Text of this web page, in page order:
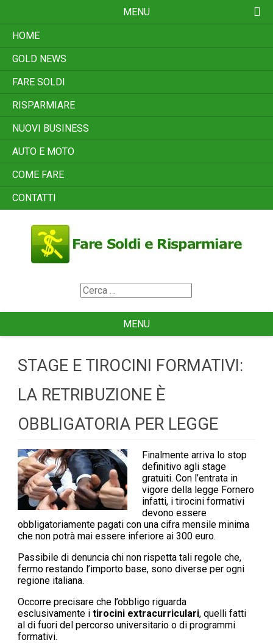
content
MENU
HOME
GOLD NEWS
FARE SOLDI
RISPARMIARE
NUOVI BUSINESS
AUTO E MOTO
COME FARE
CONTATTI
Search
for
MENU
STAGE E TIROCINI FORMATIVI:
LA RETRIBUZIONE È
OBBLIGATORIA PER LEGGE
Finalmente arriva lo stop
definitivo agli stage
gratuiti. Con l’entrata in
vigore della legge Fornero
infatti, i tirocini formativi
devono essere
obbligatoriamente pagati con una cifra mensile minima
che non potrà mai essere inferiore ai 300 euro.
Passibile di denuncia chi non rispetta tali regole che,
fermo restando l’importo base, sono diverse per ogni
regione italiana.
Occorre precisare che l’obbligo riguarda
esclusivamente i tirocini extracurriculari, quelli fatti
al di fuori del percorso universitario o di programmi
formativi.